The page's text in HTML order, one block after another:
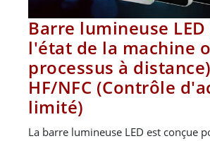
Barre lumineuse
l'état de la machine
processus à
HF/NFC (Contrôle
limité)
La barre lumineuse LED est conçue